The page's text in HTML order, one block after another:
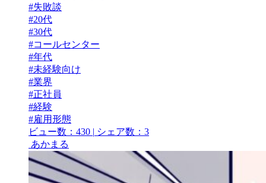
#失敗談
#20代
#30代
#コールセンター
#年代
#未経験向け
#業界
#正社員
#経験
#雇用形態
ビュー数：430 | シェア数：3
あかまる